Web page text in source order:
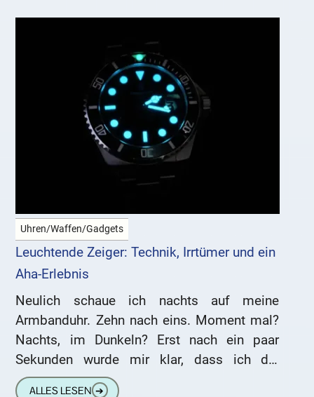
Uhren/Waffen/Gadgets
Leuchtende Zeiger: Technik, Irrtümer und ein
Aha-Erlebnis
Neulich schaue ich nachts auf meine
Armbanduhr. Zehn nach eins. Moment mal?
Nachts, im Dunkeln? Erst nach ein paar
Sekunden wurde mir klar, dass ich die
Leuchtziffern meiner Armbanduhr abgelesen
ALLES LESEN ➔